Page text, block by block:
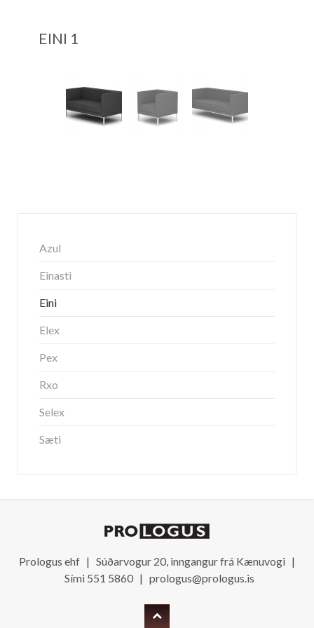
EINI 1
Azul
Einasti
Eini
Elex
Pex
Rxo
Selex
Sæti
Prologus ehf | Súðarvogur 20, inngangur frá Kænuvogi |
Sími 551 5860 | prologus@prologus.is